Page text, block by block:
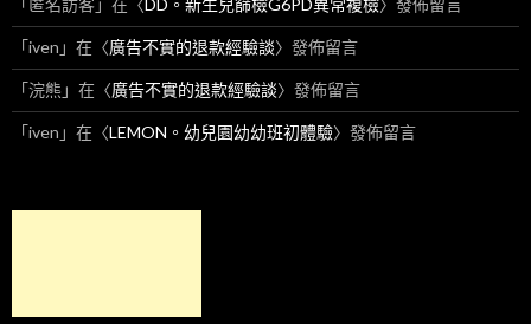
「 匿名訪客」在〈 DD。新生兒篩檢G6PD異常複檢〉發佈留言
「iven 」在〈廣告不實的退款經驗談〉發佈留言
「浣熊 」在〈廣告不實的退款經驗談〉發佈留言
「iven 」在〈LEMON。幼兒園幼幼班初體驗〉發佈留言